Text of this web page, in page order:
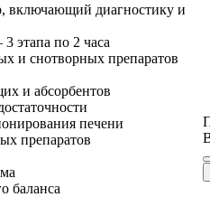
включающий диагностику и
этапа по 2 часа
и снотворных препаратов
и абсорбентов
печени
препаратов
баланса